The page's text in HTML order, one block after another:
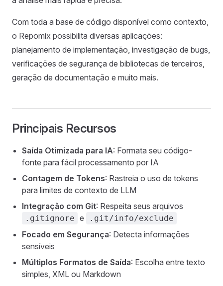
Com toda a base de código disponível como contexto,
o Repomix possibilita diversas aplicações:
planejamento de implementação, investigação de bugs,
verificações de segurança de bibliotecas de terceiros,
geração de documentação e muito mais.
Principais Recursos
Saída Otimizada para IA: Formata seu código-
fonte para fácil processamento por IA
Contagem de Tokens: Rastreia o uso de tokens
para limites de contexto de LLM
Integração com Git: Respeita seus arquivos
.gitignore e .git/info/exclude
Focado em Segurança: Detecta informações
sensíveis
Múltiplos Formatos de Saída: Escolha entre texto
simples, XML ou Markdown